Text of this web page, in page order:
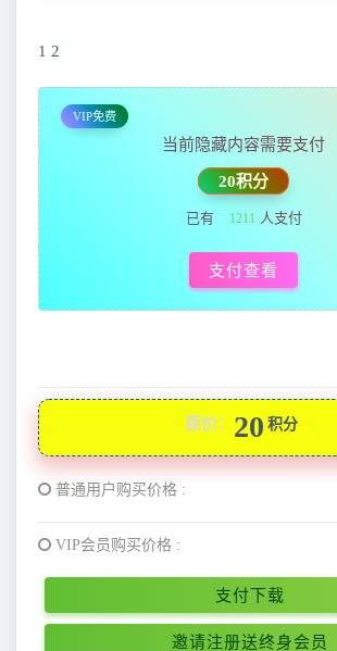
1 2
VIP免费
当前隐藏内容需要支付
20积分
已有 1211 人支付
支付查看
原价： 20 积分
普通用户购买价格 :
VIP会员购买价格 :
支付下载
邀请注册送终身会员